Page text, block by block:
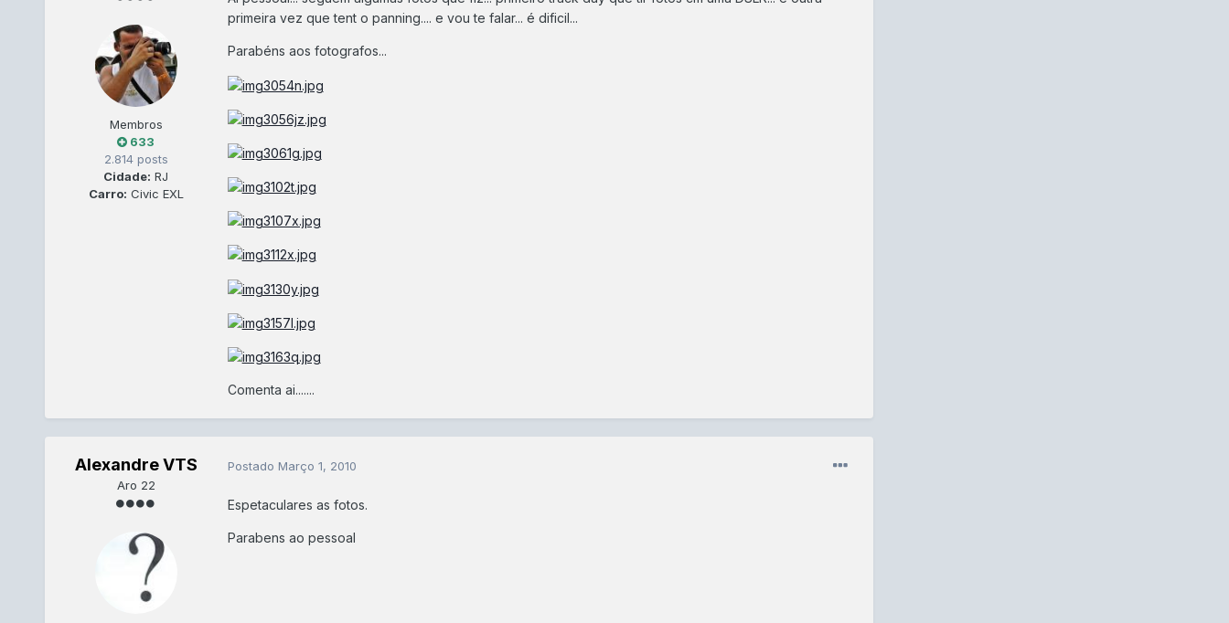
Membros
633
2.814 posts
Cidade: RJ
Carro: Civic EXL
primeira vez que tent o panning.... e vou te falar... é dificil...
Parabéns aos fotografos...
Comenta ai.......
Alexandre VTS
Aro 22
Postado Março 1, 2010
Espetaculares as fotos.
Parabens ao pessoal